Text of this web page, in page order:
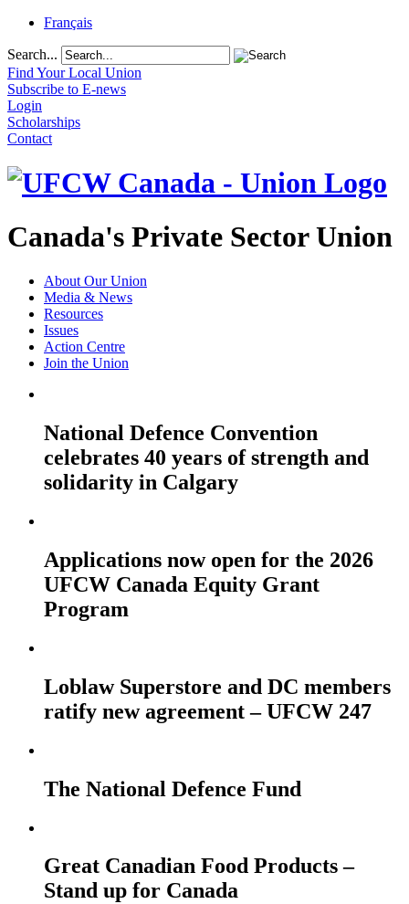
Français
Search...
Find Your Local Union
Subscribe to E-news
Login
Scholarships
Contact
Canada's Private Sector Union
About Our Union
Media & News
Resources
Issues
Action Centre
Join the Union
National Defence Convention
celebrates 40 years of strength and
solidarity in Calgary
Applications now open for the 2026
UFCW Canada Equity Grant
Program
Loblaw Superstore and DC members
ratify new agreement – UFCW 247
The National Defence Fund
Great Canadian Food Products –
Stand up for Canada